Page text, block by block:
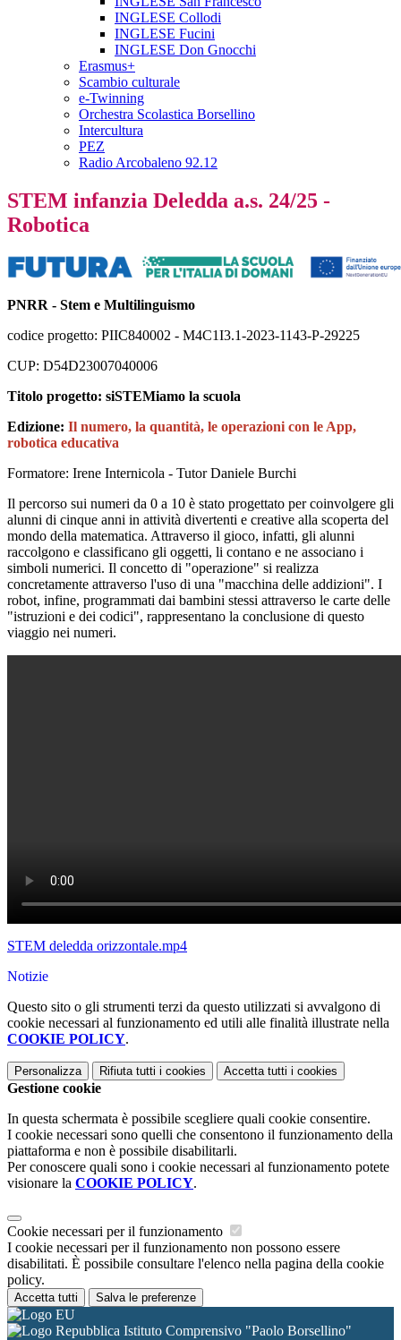
INGLESE Collodi
INGLESE Fucini
INGLESE Don Gnocchi
Erasmus+
Scambio culturale
e-Twinning
Orchestra Scolastica Borsellino
Intercultura
PEZ
Radio Arcobaleno 92.12
STEM infanzia Deledda a.s. 24/25 -
Robotica
PNRR - Stem e Multilinguismo
codice progetto: PIIC840002 - M4C1I3.1-2023-1143-P-29225
CUP: D54D23007040006
Titolo progetto: siSTEMiamo la scuola
Edizione: Il numero, la quantità, le operazioni con le App,
robotica educativa
Formatore: Irene Internicola - Tutor Daniele Burchi
Il percorso sui numeri da 0 a 10 è stato progettato per coinvolgere gli
alunni di cinque anni in attività divertenti e creative alla scoperta del
mondo della matematica. Attraverso il gioco, infatti, gli alunni
raccolgono e classificano gli oggetti, li contano e ne associano i
simboli numerici. Il concetto di "operazione" si realizza
concretamente attraverso l'uso di una "macchina delle addizioni". I
robot, infine, programmati dai bambini stessi attraverso le carte delle
"istruzioni e dei codici", rappresentano la conclusione di questo
viaggio nei numeri.
STEM deledda orizzontale.mp4
Notizie
Questo sito o gli strumenti terzi da questo utilizzati si avvalgono di
cookie necessari al funzionamento ed utili alle finalità illustrate nella
COOKIE POLICY.
Personalizza Rifiuta tutti i cookies Accetta tutti i cookies
Gestione cookie
In questa schermata è possibile scegliere quali cookie consentire.
I cookie necessari sono quelli che consentono il funzionamento della
piattaforma e non è possibile disabilitarli.
Per conoscere quali sono i cookie necessari al funzionamento potete
visionare la COOKIE POLICY.
Cookie necessari per il funzionamento
I cookie necessari per il funzionamento non possono essere
disabilitati. È possibile consultare l'elenco nella pagina della cookie
policy.
Accetta tutti Salva le preferenze
Istituto Comprensivo "Paolo Borsellino"